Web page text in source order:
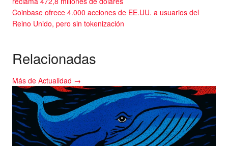
Coinbase ofrece 4.000 acciones de EE.UU. a usuarios del
Reino Unido, pero sin tokenización
Relacionadas
Más de Actualidad →